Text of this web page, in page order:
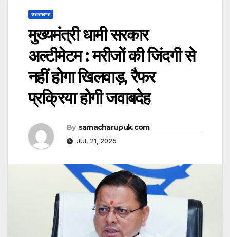
उत्तराखण्ड
मुख्यमंत्री धामी सरकार
अल्टीमेटम : मरीजों की जिंदगी से
नहीं होगा खिलवाड़, रैफर
प्रक्रिया होगी जवाबदेह
By samacharupuk.com
JUL 21, 2025